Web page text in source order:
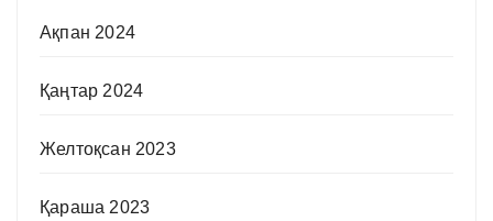
Ақпан 2024
Қаңтар 2024
Желтоқсан 2023
Қараша 2023